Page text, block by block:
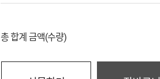
총 합계 금액(수량)